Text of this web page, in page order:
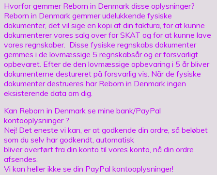
Hvorfor gemmer Reborn in Denmark disse oplysninger?
Reborn in Denmark gemmer udelukkende fysiske
dokumenter, det vil sige en kopi af din faktura, for at kunne
dokumenterer vores salg over for SKAT og for at kunne lave
vores regnskaber. Disse fysiske regnskabs dokumenter
gemmes i de lovmæssige 5 regnskabsår og er forsvarligt
opbevaret. Efter de den lovmæssige opbevaring i 5 år bliver
dokumenterne destureret på forsvarlig vis. Når de fysiske
dokumenter destrueres har Reborn in Denmark ingen
eksisterende data om dig.
Kan Reborn in Denmark se mine bank/PayPal
kontooplysninger ?
Nej! Det eneste vi kan, er at godkende din ordre, så beløbet
som du selv har godkendt, automatisk
bliver overført fra din konto til vores konto, nå din ordre
afsendes.
Vi kan heller ikke se din PayPal kontooplysninger!